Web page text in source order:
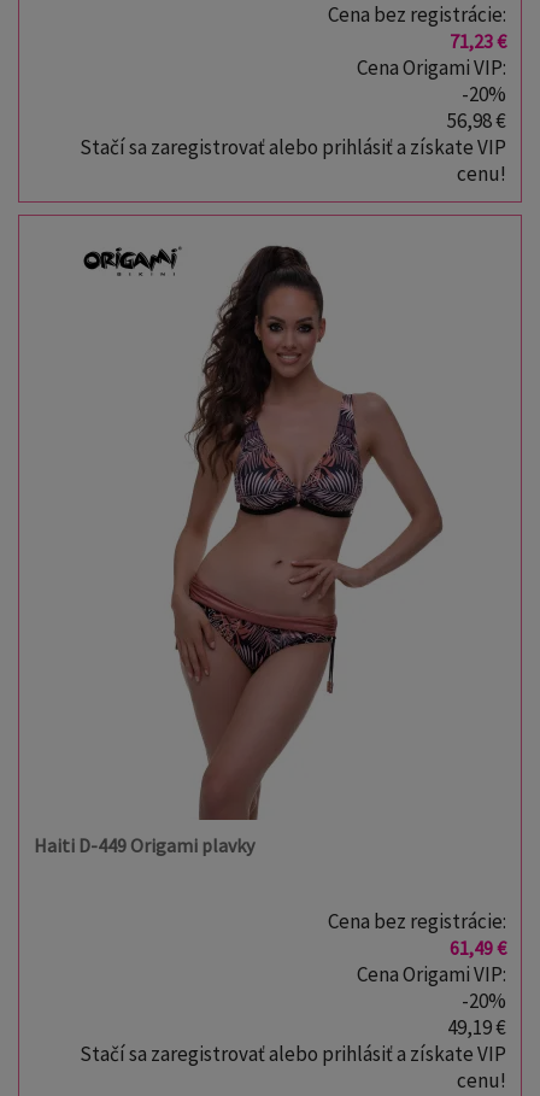
Cena bez registrácie:
71,23 €
Cena Origami VIP:
-20%
56,98 €
Stačí sa zaregistrovať alebo prihlásiť a získate VIP
cenu!
Haiti D-449 Origami plavky
Cena bez registrácie:
61,49 €
Cena Origami VIP:
-20%
49,19 €
Stačí sa zaregistrovať alebo prihlásiť a získate VIP
cenu!